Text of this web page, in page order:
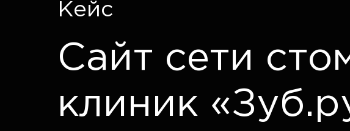
Кейс
Сайт сети
клиник